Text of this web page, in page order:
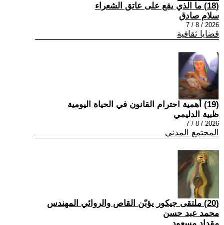
(18) ما الذي يقع على عاتق الشعراء
سلام صادق
2026 / 8 / 7
قضايا ثقافية
(19) أهمية احترام القانون في الحياة اليومية
ظبية الدليمي
2026 / 8 / 7
المجتمع المدني
(20) ملتقى جيكور يؤبّن القاص والروائي المهندس
محمد عبد حسن